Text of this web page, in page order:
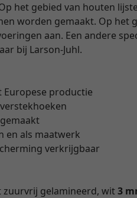
het gebied van houten
worden gemaakt. Op het
aan. Een andere
bij Larson-Juhl.
productie
en als maatwerk
verkrijgbaar
zuurvrij gelamineerd, wit3